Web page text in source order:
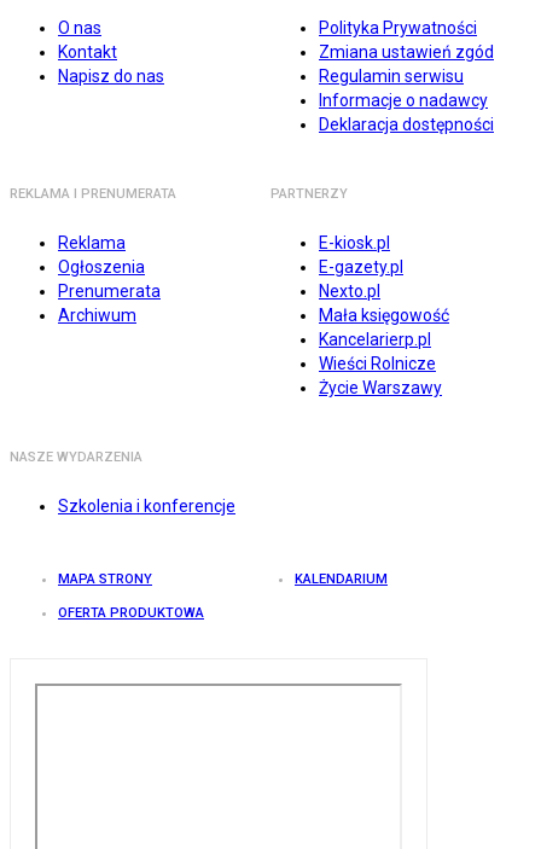
O nas
Kontakt
Napisz do nas
Polityka Prywatności
Zmiana ustawień zgód
Regulamin serwisu
Informacje o nadawcy
Deklaracja dostępności
REKLAMA I PRENUMERATA
Reklama
Ogłoszenia
Prenumerata
Archiwum
PARTNERZY
E-kiosk.pl
E-gazety.pl
Nexto.pl
Mała księgowość
Kancelarierp.pl
Wieści Rolnicze
Życie Warszawy
NASZE WYDARZENIA
Szkolenia i konferencje
MAPA STRONY KALENDARIUM
OFERTA PRODUKTOWA